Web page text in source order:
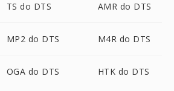
TS do DTS AMR do DTS
MP2 do DTS M4R do DTS
OGA do DTS HTK do DTS